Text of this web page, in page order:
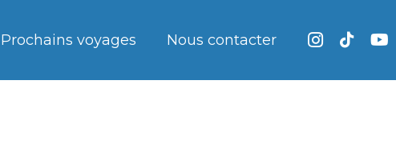
Prochains voyages Nous contacter